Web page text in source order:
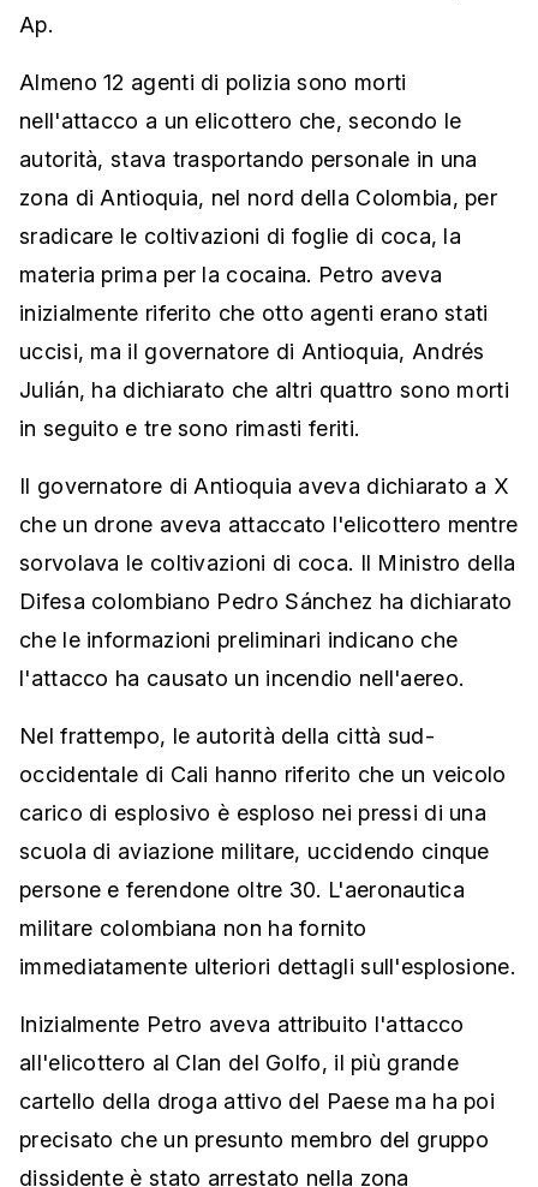
Ap.
Almeno 12 agenti di polizia sono morti
nell'attacco a un elicottero che, secondo le
autorità, stava trasportando personale in una
zona di Antioquia, nel nord della Colombia, per
sradicare le coltivazioni di foglie di coca, la
materia prima per la cocaina. Petro aveva
inizialmente riferito che otto agenti erano stati
uccisi, ma il governatore di Antioquia, Andrés
Julián, ha dichiarato che altri quattro sono morti
in seguito e tre sono rimasti feriti.
Il governatore di Antioquia aveva dichiarato a X
che un drone aveva attaccato l'elicottero mentre
sorvolava le coltivazioni di coca. Il Ministro della
Difesa colombiano Pedro Sánchez ha dichiarato
che le informazioni preliminari indicano che
l'attacco ha causato un incendio nell'aereo.
Nel frattempo, le autorità della città sud-
occidentale di Cali hanno riferito che un veicolo
carico di esplosivo è esploso nei pressi di una
scuola di aviazione militare, uccidendo cinque
persone e ferendone oltre 30. L'aeronautica
militare colombiana non ha fornito
immediatamente ulteriori dettagli sull'esplosione.
Inizialmente Petro aveva attribuito l'attacco
all'elicottero al Clan del Golfo, il più grande
cartello della droga attivo del Paese ma ha poi
precisato che un presunto membro del gruppo
dissidente è stato arrestato nella zona